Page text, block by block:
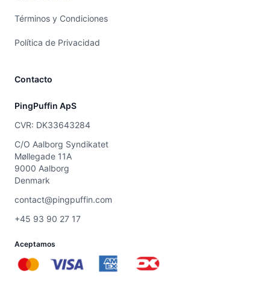
Términos y Condiciones
Política de Privacidad
Contacto
PingPuffin ApS
CVR: DK33643284
C/O Aalborg Syndikatet
Møllegade 11A
9000 Aalborg
Denmark
contact@pingpuffin.com
+45 93 90 27 17
Aceptamos